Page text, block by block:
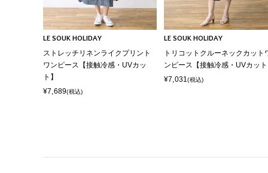
LE SOUK HOLIDAY
ストレッチリネンライクプリント
ワンピース【接触冷感・UVカッ
ト】
¥7,689(税込)
LE SOUK HOLIDAY
トリコットクルーネックカット
ンピース【接触冷感・UVカッ
¥7,031(税込)